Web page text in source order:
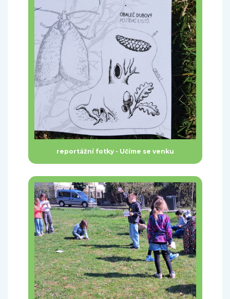
reportážní fotky - Učíme se venku